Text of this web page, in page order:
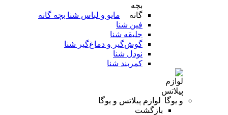
مایو و لباس شنا بچه گانه
فین شنا
جلیقه شنا
گوش‌گیر و دماغ‌گیر شنا
نودل شنا
کمربند شنا
لوازم پیلاتس و یوگا
بازگشت